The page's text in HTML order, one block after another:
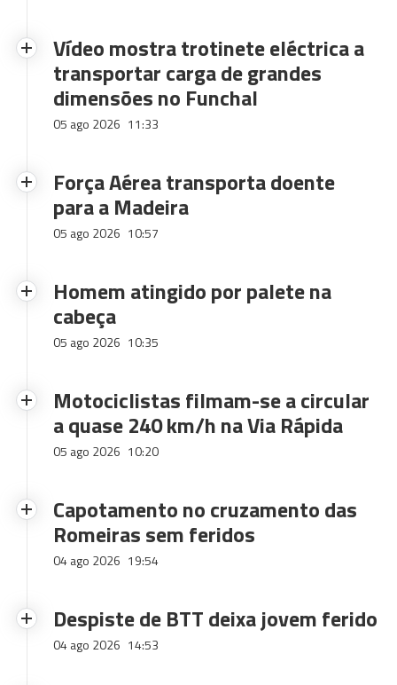
Vídeo mostra trotinete eléctrica a
transportar carga de grandes
dimensões no Funchal
05 ago 2026 11:33
Força Aérea transporta doente
para a Madeira
05 ago 2026 10:57
Homem atingido por palete na
cabeça
05 ago 2026 10:35
Motociclistas filmam-se a circular
a quase 240 km/h na Via Rápida
05 ago 2026 10:20
Capotamento no cruzamento das
Romeiras sem feridos
04 ago 2026 19:54
Despiste de BTT deixa jovem ferido
04 ago 2026 14:53